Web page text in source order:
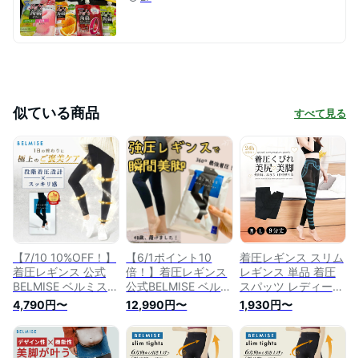
似ている商品 すべて見る
【7/10 10%OFF！】
着圧レギンス 公式
BELMISE ベルミス
スリムレギンス 単品
着圧スパッツ レディ
ース 補正下着 着圧
レギンス スパッツ
4,790円〜
【6/1ポイント10
倍！】着圧レギンス
公式BELMISE ベルミ
ス スリムレギンス3
枚+1枚 着圧スパッツ
レディース 補正下着
着圧 レギンス スパ
12,990円〜
着圧レギンス スリム
レギンス 単品 着圧
スパッツ レディース
補正下着 着圧 レギ
ンス 夏用 スパッツ
着圧タイツ ハイウエ
スト 寝るとき 美脚
1,930円〜